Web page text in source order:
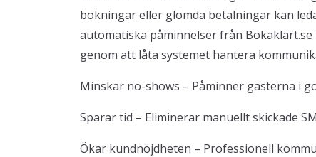
bokningar eller glömda betalningar kan
automatiska påminnelser från
genom att låta systemet hantera
Minskar no-shows – Påminner gästerna i
Sparar tid – Eliminerar manuellt skickade
Ökar kundnöjdheten – Professionell